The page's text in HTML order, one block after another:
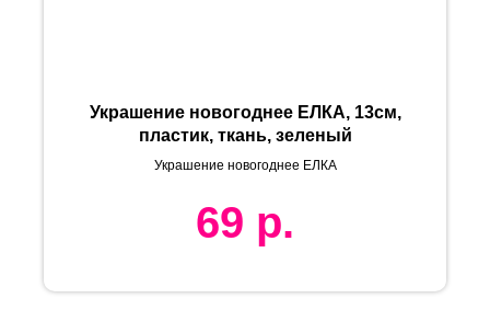
Украшение новогоднее ЕЛКА, 13cм,
пластик, ткань, зеленый
Украшение новогоднее ЕЛКА
69 р.